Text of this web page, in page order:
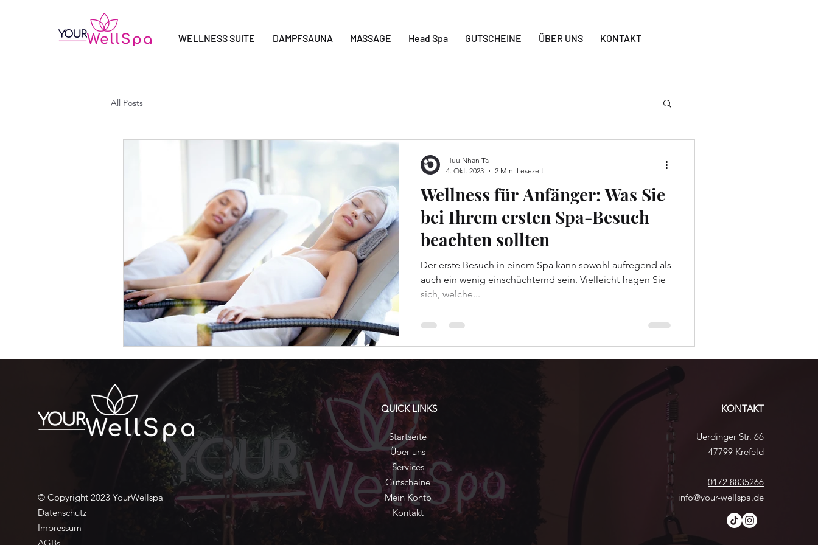
WELLNESS SUITE DAMPFSAUNA MASSAGE Head Spa GUTSCHEINE ÜBER UNS KONTAKT
All Posts
Wellness für Anfänger: Was Sie
bei Ihrem ersten Spa-Besuch
beachten sollten
Der erste Besuch in einem Spa kann sowohl aufregend als
auch ein wenig einschüchternd sein. Vielleicht fragen Sie
sich, welche...
Huu Nhan Ta
4. Okt. 2023
2 Min. Lesezeit
© Copyright 2023 YourWellspa
Datenschutz
Impressum
AGBs
QUICK LINKS
Startseite
Über uns
Services
Gutscheine
Mein Konto
Kontakt
KONTAKT
Uerdinger Str. 66
47799 Krefeld
0172 8835266
info@your-wellspa.de